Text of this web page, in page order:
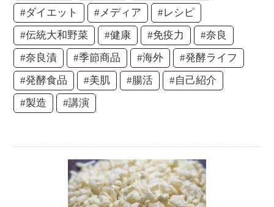
#ダイエット
#メディア
#レシピ
#伝統大和野菜
#健康 #免疫力
#奈良
#奈良漬
#季節商品 #海外
#発酵ライフ
#発酵食品
#美肌 #腸活
#自己紹介
#製造
#講演